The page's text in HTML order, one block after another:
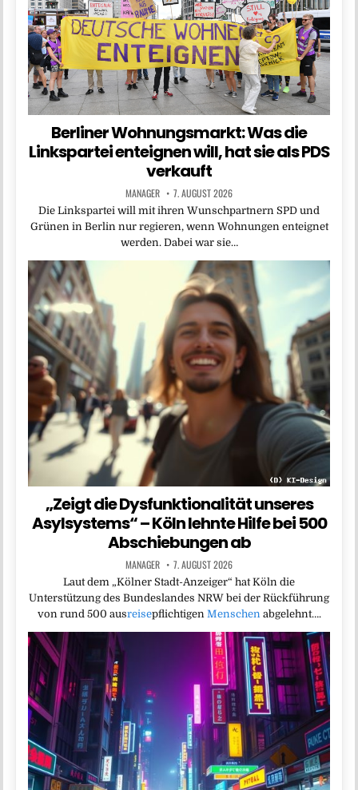
Berliner Wohnungsmarkt: Was die
Linkspartei enteignen will, hat sie als PDS
verkauft
MANAGER 7. AUGUST 2026
Die Linkspartei will mit ihren Wunschpartnern SPD und
Grünen in Berlin nur regieren, wenn Wohnungen enteignet
werden. Dabei war sie…
„Zeigt die Dysfunktionalität unseres
Asylsystems“ – Köln lehnte Hilfe bei 500
Abschiebungen ab
MANAGER 7. AUGUST 2026
Laut dem „Kölner Stadt-Anzeiger“ hat Köln die
Unterstützung des Bundeslandes NRW bei der Rückführung
von rund 500 ausreisepflichtigen Menschenabgelehnt….